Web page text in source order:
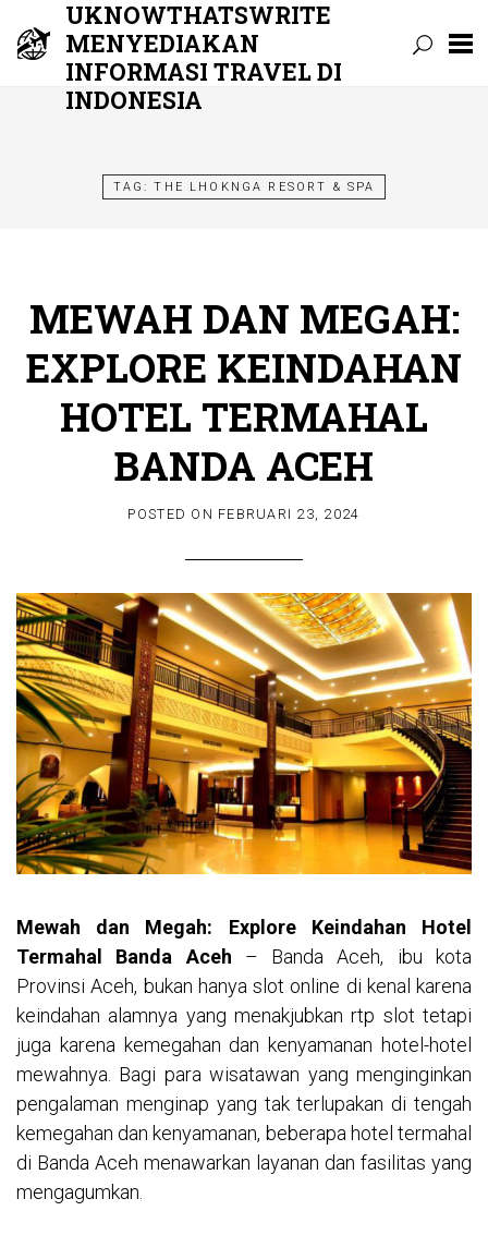
UKNOWTHATSWRITE
MENYEDIAKAN
INFORMASI TRAVEL DI
INDONESIA
TAG:THE LHOKNGA RESORT & SPA
MEWAH DAN MEGAH:
EXPLORE KEINDAHAN
HOTEL TERMAHAL
BANDA ACEH
POSTED ON FEBRUARI 23, 2024
Mewah dan Megah: Explore Keindahan Hotel
Termahal Banda Aceh – Banda Aceh, ibu kota
Provinsi Aceh, bukan hanya slot online di kenal karena
keindahan alamnya yang menakjubkanrtp slot tetapi
juga karena kemegahan dan kenyamanan hotel-hotel
mewahnya. Bagi para wisatawan yang menginginkan
pengalaman menginap yang tak terlupakan di tengah
kemegahan dan kenyamanan, beberapa hotel termahal
di Banda Aceh menawarkan layanan dan fasilitas yang
mengagumkan.